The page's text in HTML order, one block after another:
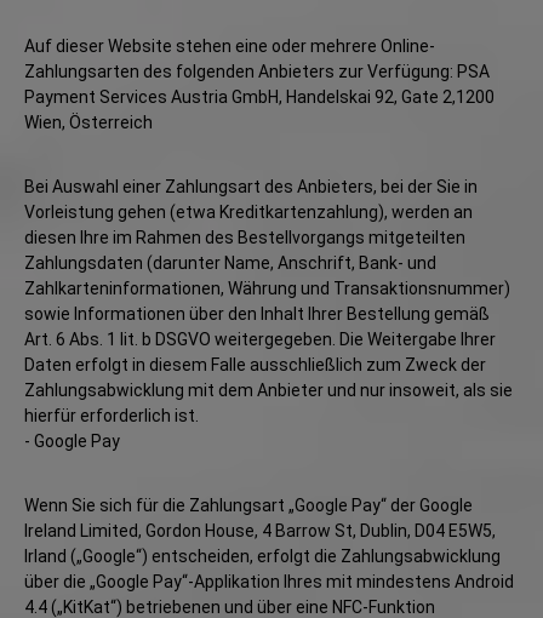
Auf dieser Website stehen eine oder mehrere Online-
Zahlungsarten des folgenden Anbieters zur Verfügung: PSA
Payment Services Austria GmbH, Handelskai 92, Gate 2,1200
Wien, Österreich
Bei Auswahl einer Zahlungsart des Anbieters, bei der Sie in
Vorleistung gehen (etwa Kreditkartenzahlung), werden an
diesen Ihre im Rahmen des Bestellvorgangs mitgeteilten
Zahlungsdaten (darunter Name, Anschrift, Bank- und
Zahlkarteninformationen, Währung und Transaktionsnummer)
sowie Informationen über den Inhalt Ihrer Bestellung gemäß
Art. 6 Abs. 1 lit. b DSGVO weitergegeben. Die Weitergabe Ihrer
Daten erfolgt in diesem Falle ausschließlich zum Zweck der
Zahlungsabwicklung mit dem Anbieter und nur insoweit, als sie
hierfür erforderlich ist.
- Google Pay
Wenn Sie sich für die Zahlungsart „Google Pay“ der Google
Ireland Limited, Gordon House, 4 Barrow St, Dublin, D04 E5W5,
Irland („Google“) entscheiden, erfolgt die Zahlungsabwicklung
über die „Google Pay“-Applikation Ihres mit mindestens Android
4.4 („KitKat“) betriebenen und über eine NFC-Funktion